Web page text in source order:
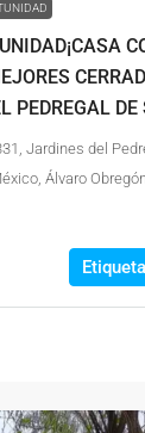
PEDREGAL
Jardines del
Álvaro